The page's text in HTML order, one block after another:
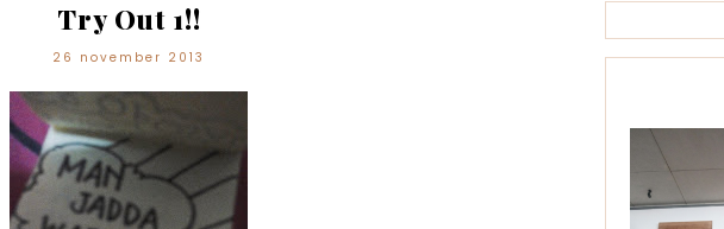
Try Out 1!!
26 november 2013